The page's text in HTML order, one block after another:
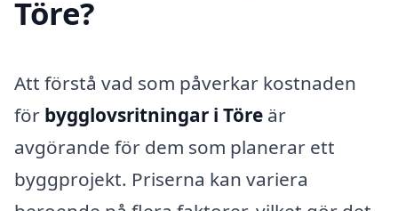
Töre?
Att förstå vad som påverkar kostnaden
för bygglovsritningar i Töre är
avgörande för dem som planerar ett
byggprojekt. Priserna kan variera